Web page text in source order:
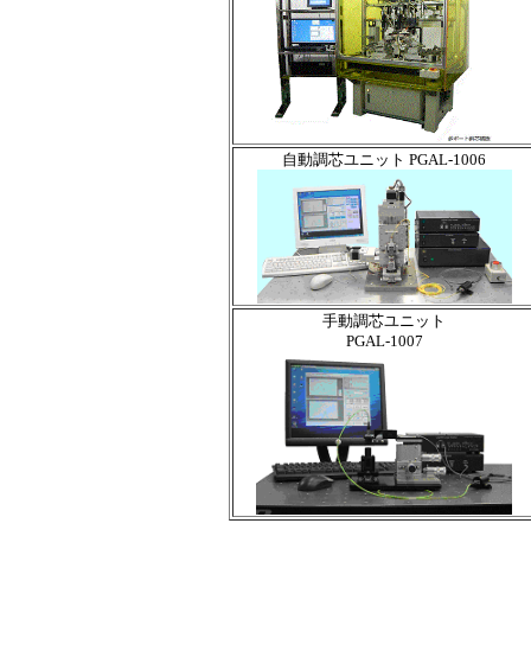
自動調芯ユニット PGAL-1006
手動調芯ユニット
PGAL-1007